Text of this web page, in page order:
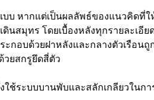
บ หากแต่เป็นผลลัพธ์ของแนวคิด
นสมุทร โดยเบื้องหลังทุกรายละเอี
อบด้วยฝาหลังและกลางตัวเรือนถูก
ยสกรูยึดสี่ตัว
ระบบบานพับและสลักเกลียวในกา